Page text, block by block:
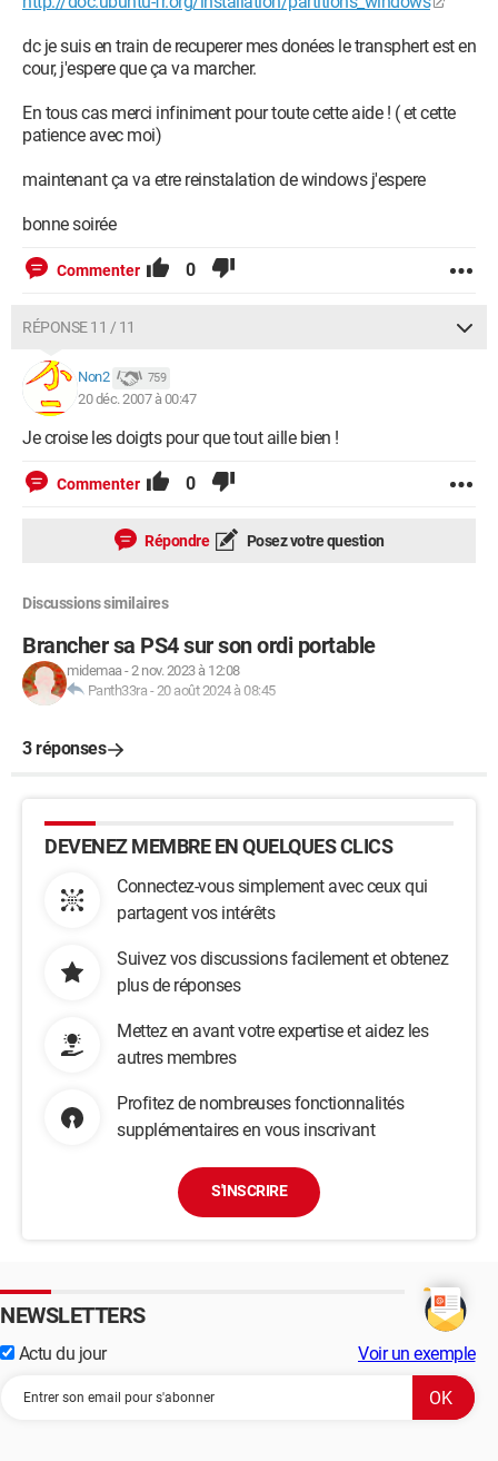
dc je suis en train de recuperer mes donées le transphert est en
cour, j'espere que ça va marcher.
En tous cas merci infiniment pour toute cette aide ! ( et cette
patience avec moi)
maintenant ça va etre reinstalation de windows j'espere
bonne soirée
Commenter 0
RÉPONSE 11 / 11
Non2 759
20 déc. 2007 à 00:47
Je croise les doigts pour que tout aille bien !
Commenter 0
Répondre Posez votre question
Discussions similaires
Brancher sa PS4 sur son ordi portable
midemaa-2 nov. 2023 à 12:08
Panth33ra -20 août 2024 à 08:45
3 réponses
DEVENEZ MEMBRE EN QUELQUES CLICS
Connectez-vous simplement avec ceux qui
partagent vos intérêts
Suivez vos discussions facilement et obtenez
plus de réponses
Mettez en avant votre expertise et aidez les
autres membres
Profitez de nombreuses fonctionnalités
supplémentaires en vous inscrivant
S'INSCRIRE
NEWSLETTERS
Actu du jour Voir un exemple